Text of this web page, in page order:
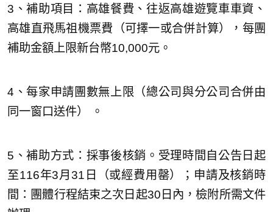
3、補助項目：高雄餐費、往返高雄遊覽車車資、
高雄直飛馬祖機票費（可擇一或合併計算），每團
補助金額上限新台幣10,000元。
4、每家申請團數無上限（總公司與分公司合併由
同一窗口送件） 。
5、補助方式：採事後核銷。受理時間自公告日起
至116年3月31日（或經費用罄）；申請及核銷時
間：團體行程結束之次日起30日內，檢附所需文件